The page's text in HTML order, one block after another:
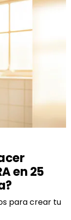
en 25
para crear tu